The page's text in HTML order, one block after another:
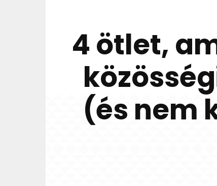
4 ötlet,
(és nem